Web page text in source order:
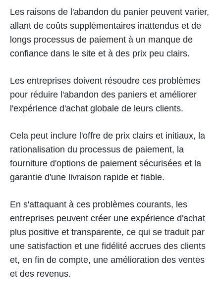
Les raisons de l'abandon du panier peuvent varier,
allant de coûts supplémentaires inattendus et de
longs processus de paiement à un manque de
confiance dans le site et à des prix peu clairs.
Les entreprises doivent résoudre ces problèmes
pour réduire l'abandon des paniers et améliorer
l'expérience d'achat globale de leurs clients.
Cela peut inclure l'offre de prix clairs et initiaux, la
rationalisation du processus de paiement, la
fourniture d'options de paiement sécurisées et la
garantie d'une livraison rapide et fiable.
En s'attaquant à ces problèmes courants, les
entreprises peuvent créer une expérience d'achat
plus positive et transparente, ce qui se traduit par
une satisfaction et une fidélité accrues des clients
et, en fin de compte, une amélioration des ventes
et des revenus.